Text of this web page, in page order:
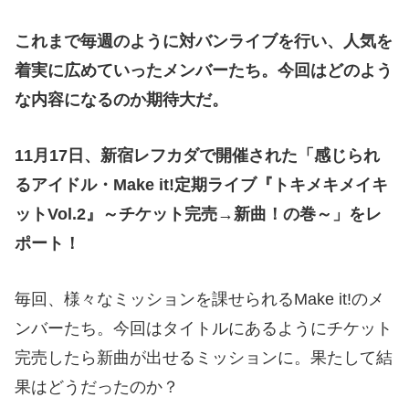
これまで毎週のように対バンライブを行い、人気を
着実に広めていったメンバーたち。今回はどのよう
な内容になるのか期待大だ。
11月17日、新宿レフカダで開催された「感じられ
るアイドル・Make it!定期ライブ『トキメキメイキ
ットVol.2』～チケット完売→新曲！の巻～」をレ
ポート！
毎回、様々なミッションを課せられるMake it!のメ
ンバーたち。今回はタイトルにあるようにチケット
完売したら新曲が出せるミッションに。果たして結
果はどうだったのか？